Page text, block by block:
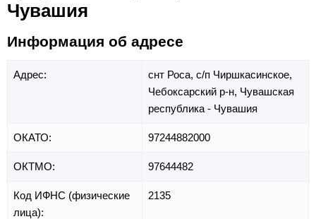
Чувашия
Информация об адресе
Адрес: снт Роса, с/п Чиршкасинское,
Чебоксарский р-н, Чувашская
республика - Чувашия
ОКАТО: 97244882000
ОКТМО: 97644482
Код ИФНС (физические
лица):
2135